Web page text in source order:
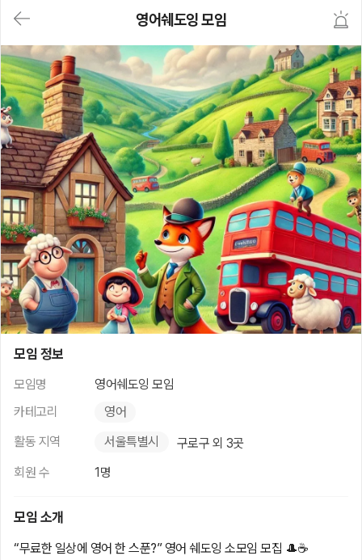
가
기
(메
인,
모
임,
게
시
판,
내
모
임,
M
Y)
본
문
바
로
가
기
영어쉐도잉 모임
모임 정보
모임명
영어쉐도잉 모임
카테고리
영어
활동 지역
서울특별시
구로구 외 3곳
회원 수
1명
모임 소개
“무료한 일상에 영어 한 스푼?” 영어 쉐도잉 소모임 모집 🎩☕